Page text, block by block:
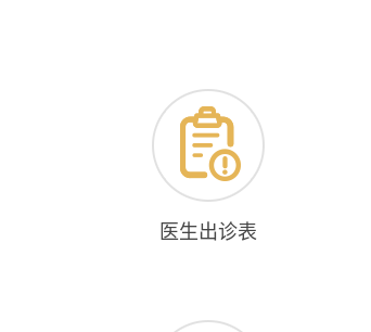
医生出诊表